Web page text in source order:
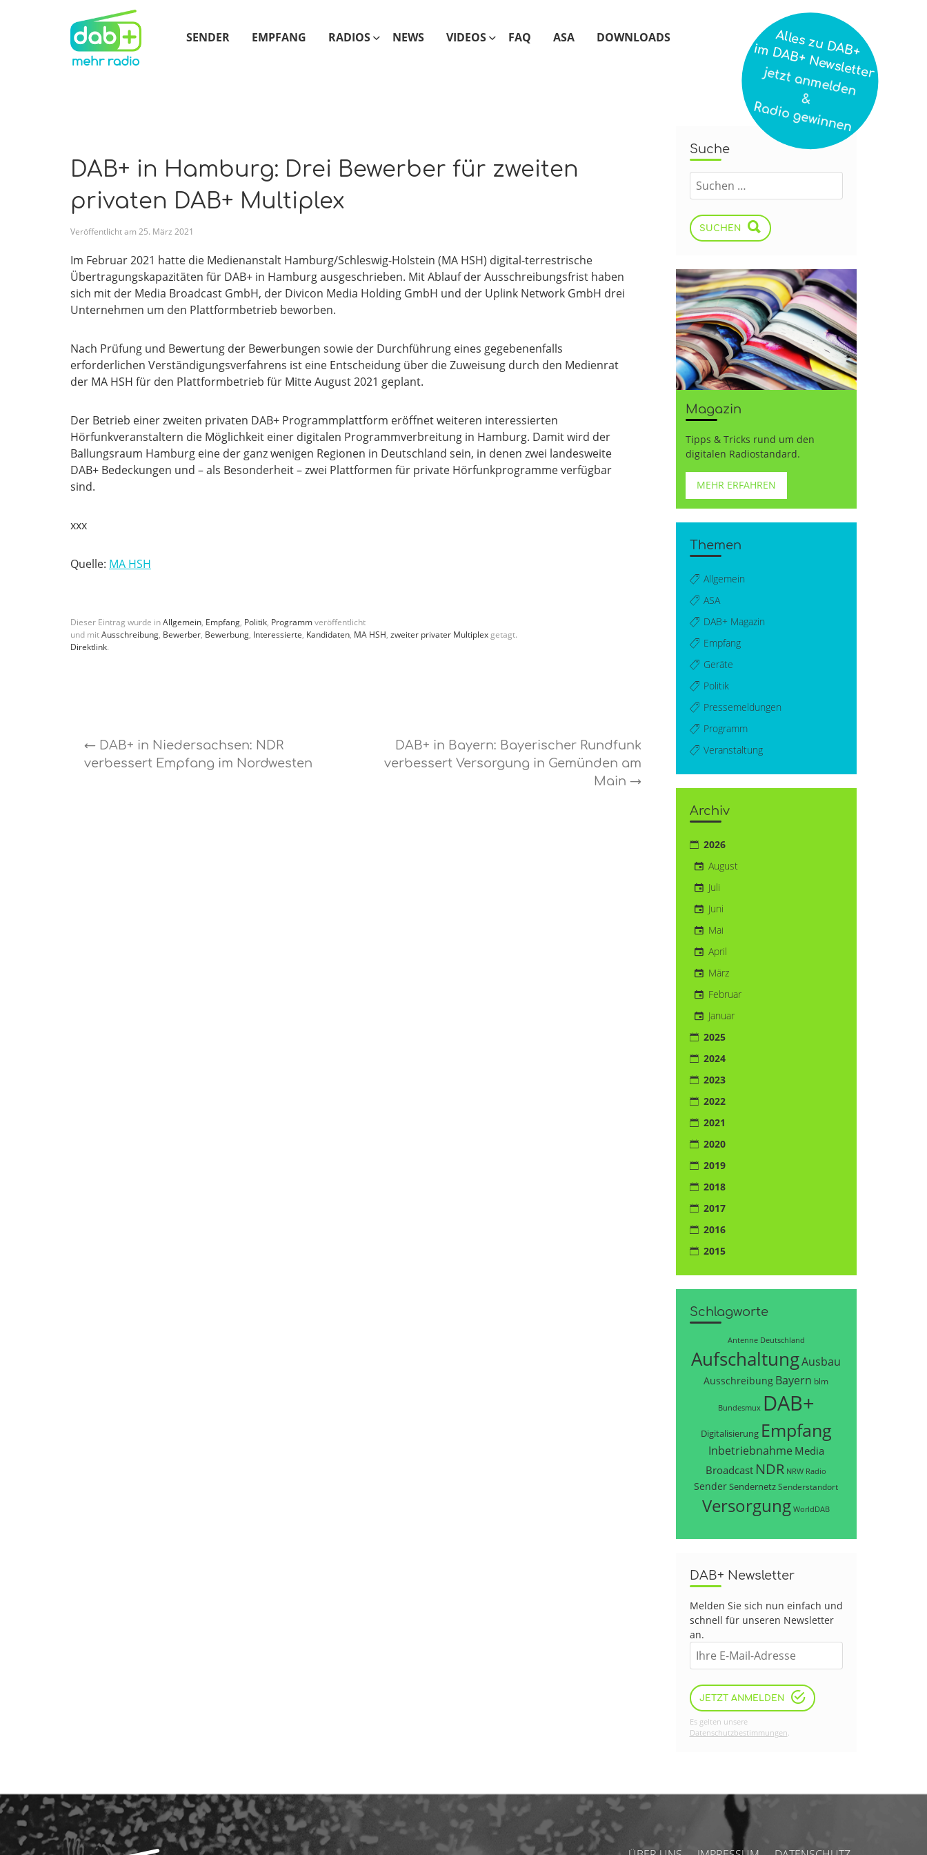
SENDER EMPFANG RADIOS NEWS VIDEOS FAQ ASA DOWNLOADS
DAB+ in Hamburg: Drei Bewerber für zweiten
privaten DAB+ Multiplex
Veröffentlicht am 25. März 2021
Im Februar 2021 hatte die Medienanstalt Hamburg/Schleswig-Holstein (MA HSH) digital-terrestrische
Übertragungskapazitäten für DAB+ in Hamburg ausgeschrieben. Mit Ablauf der Ausschreibungsfrist haben
sich mit der Media Broadcast GmbH, der Divicon Media Holding GmbH und der Uplink Network GmbH drei
Unternehmen um den Plattformbetrieb beworben.
Nach Prüfung und Bewertung der Bewerbungen sowie der Durchführung eines gegebenenfalls
erforderlichen Verständigungsverfahrens ist eine Entscheidung über die Zuweisung durch den Medienrat
der MA HSH für den Plattformbetrieb für Mitte August 2021 geplant.
Der Betrieb einer zweiten privaten DAB+ Programmplattform eröffnet weiteren interessierten
Hörfunkveranstaltern die Möglichkeit einer digitalen Programmverbreitung in Hamburg. Damit wird der
Ballungsraum Hamburg eine der ganz wenigen Regionen in Deutschland sein, in denen zwei landesweite
DAB+ Bedeckungen und – als Besonderheit – zwei Plattformen für private Hörfunkprogramme verfügbar
sind.
xxx
Quelle: MA HSH
Dieser Eintrag wurde inAllgemein, Empfang, Politik, Programmveröffentlicht
und mitAusschreibung, Bewerber, Bewerbung, Interessierte, Kandidaten, MA HSH, zweiter privater Multiplex getagt.
Direktlink.
← DAB+ in Niedersachsen: NDR
verbessert Empfang im Nordwesten
DAB+ in Bayern: Bayerischer Rundfunk
verbessert Versorgung in Gemünden am
Main →
Suche
SUCHEN
Magazin
Tipps & Tricks rund um den
digitalen Radiostandard.
MEHR ERFAHREN
Themen
Allgemein
ASA
DAB+ Magazin
Empfang
Geräte
Politik
Pressemeldungen
Programm
Veranstaltung
Archiv
2026
August
Juli
Juni
Mai
April
März
Februar
Januar
2025
2024
2023
2022
2021
2020
2019
2018
2017
2016
2015
Schlagworte
Antenne Deutschland
AufschaltungAusbau
Ausschreibung Bayern blm
Bundesmux DAB+
Digitalisierung Empfang
Inbetriebnahme Media
Broadcast NDR NRW Radio
SenderSendernetzSenderstandort
Versorgung WorldDAB
DAB+ Newsletter
Melden Sie sich nun einfach und
schnell für unseren Newsletter
an.
JETZT ANMELDEN
Es gelten unsere
Datenschutzbestimmungen.
Alles zu DAB+
im DAB+ Newsletter
jetzt anmelden
&
Radio gewinnen